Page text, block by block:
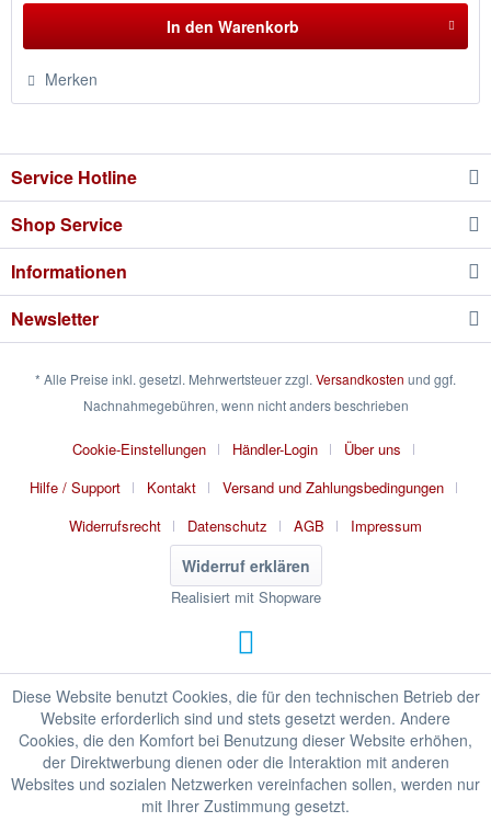
In den Warenkorb
Merken
Service Hotline
Shop Service
Informationen
Newsletter
* Alle Preise inkl. gesetzl. Mehrwertsteuer zzgl. Versandkosten und ggf.
Nachnahmegebühren, wenn nicht anders beschrieben
Cookie-Einstellungen Händler-Login
Über uns
Hilfe / Support
Kontakt
Versand und Zahlungsbedingungen
Widerrufsrecht
Datenschutz AGB Impressum
Widerruf erklären
Realisiert mit Shopware
Diese Website benutzt Cookies, die für den technischen Betrieb der
Website erforderlich sind und stets gesetzt werden. Andere
Cookies, die den Komfort bei Benutzung dieser Website erhöhen,
der Direktwerbung dienen oder die Interaktion mit anderen
Websites und sozialen Netzwerken vereinfachen sollen, werden nur
mit Ihrer Zustimmung gesetzt.